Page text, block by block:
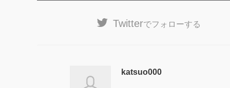
Twitterでフォローする
katsuo000